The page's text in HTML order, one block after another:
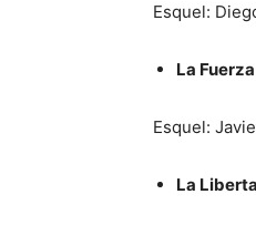
Esquel:
La
Esquel:
La